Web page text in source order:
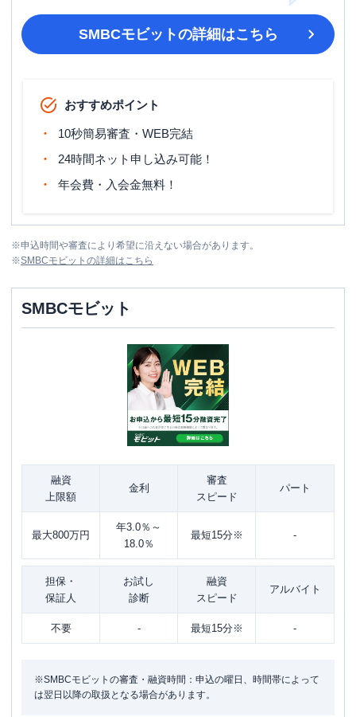
SMBCモビットの詳細はこちら
おすすめポイント
10秒簡易審査・WEB完結
24時間ネット申し込み可能！
年会費・入会金無料！
※申込時間や審査により希望に沿えない場合があります。
※SMBCモビット の詳細はこちら
SMBCモビット
融資
上限額
金利
審査
スピード
パート
最大800万円
年3.0％～
18.0％
最短15分※ -
担保・
保証人
お試し
診断
融資
スピード
アルバイト
不要 - 最短15分※ -
※SMBCモビットの審査・融資時間：申込の曜日、時間帯によって
は翌日以降の取扱となる場合があります。